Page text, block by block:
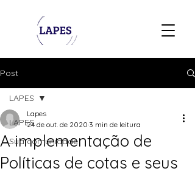
Post
LAPES
Sua comunidade
LAPES
A implementação de
Políticas de cotas e seus
Lapes
24 de out. de 2020 3 min de leitura